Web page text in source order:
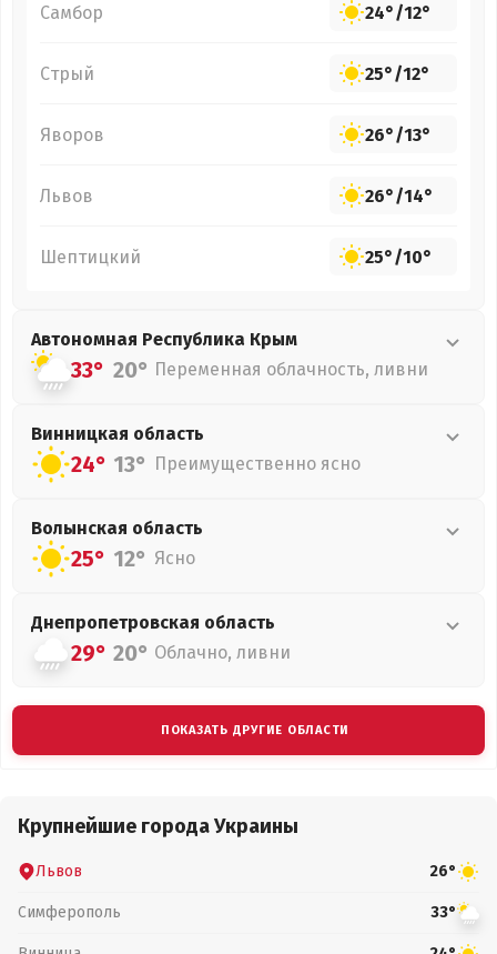
Самбор 24°/12°
Стрый 25°/12°
Яворов 26°/13°
Львов 26°/14°
Шептицкий 25°/10°
Автономная Республика Крым
33° 20° Переменная облачность, ливни
Винницкая область
24° 13° Преимущественно ясно
Волынская область
25° 12° Ясно
Днепропетровская область
29° 20° Облачно, ливни
ПОКАЗАТЬ ДРУГИЕ ОБЛАСТИ
Крупнейшие города Украины
Львов 26°
Симферополь 33°